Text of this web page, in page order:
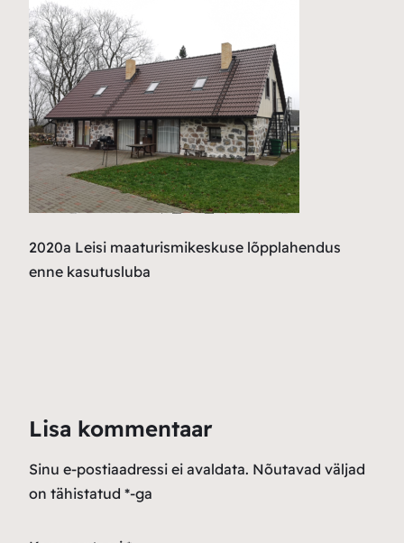
2020a Leisi maaturismikeskuse lõpplahendus
enne kasutusluba
Lisa kommentaar
Sinu e-postiaadressi ei avaldata. Nõutavad väljad
on tähistatud *-ga